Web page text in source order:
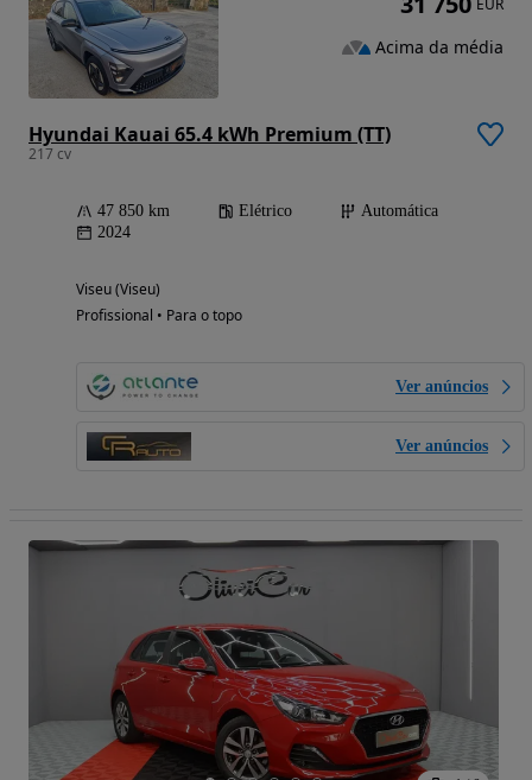
Hyundai Kauai 65.4 kWh Premium (TT)
217 cv
47 850 km Elétrico
Automática
2024
Viseu (Viseu)
Profissional • Para o topo
Ver anúncios
Ver anúncios
Acima da média